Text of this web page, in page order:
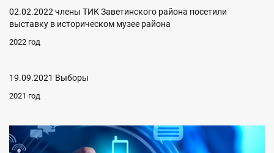
02.02.2022 члены ТИК Заветинского района посетили
выставку в историческом музее района
2022 год
19.09.2021 Выборы
2021 год